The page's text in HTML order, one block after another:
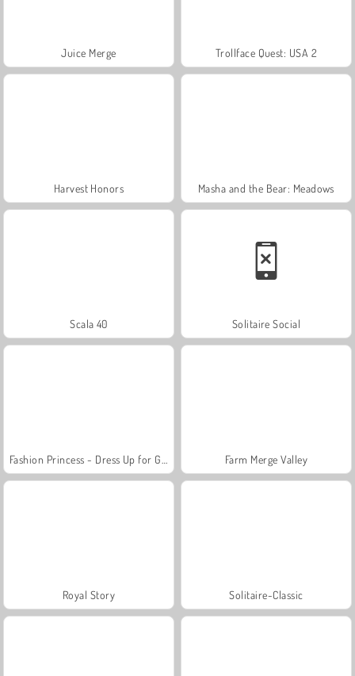
Juice Merge Trollface Quest: USA 2
Harvest Honors Masha and the Bear: Meadows
Scala 40 Solitaire Social
Farm Merge Valley
Royal Story Solitaire-Classic